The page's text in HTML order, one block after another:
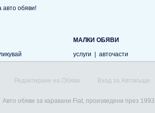
авто обяви!
МАЛКИ ОБЯВИ
услуги
авточасти
Редактиране на Обява Вход за Автокъщи
Авто обяви за каравани Fiat, произведени през